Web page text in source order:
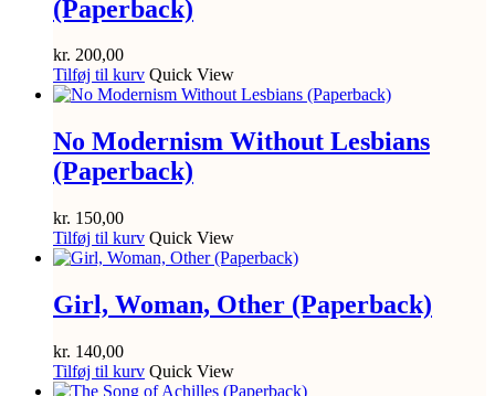
(Paperback)
kr. 200,00
Tilføj til kurv Quick View
No Modernism Without Lesbians
(Paperback)
kr. 150,00
Tilføj til kurv Quick View
Girl, Woman, Other (Paperback)
kr. 140,00
Tilføj til kurv Quick View